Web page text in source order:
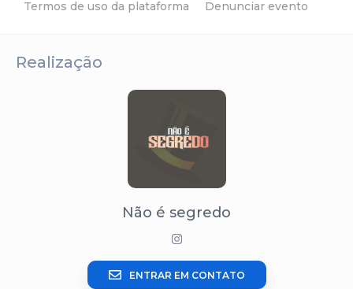
Termos de uso da plataforma Denunciar evento
Realização
Não é segredo
ENTRAR EM CONTATO